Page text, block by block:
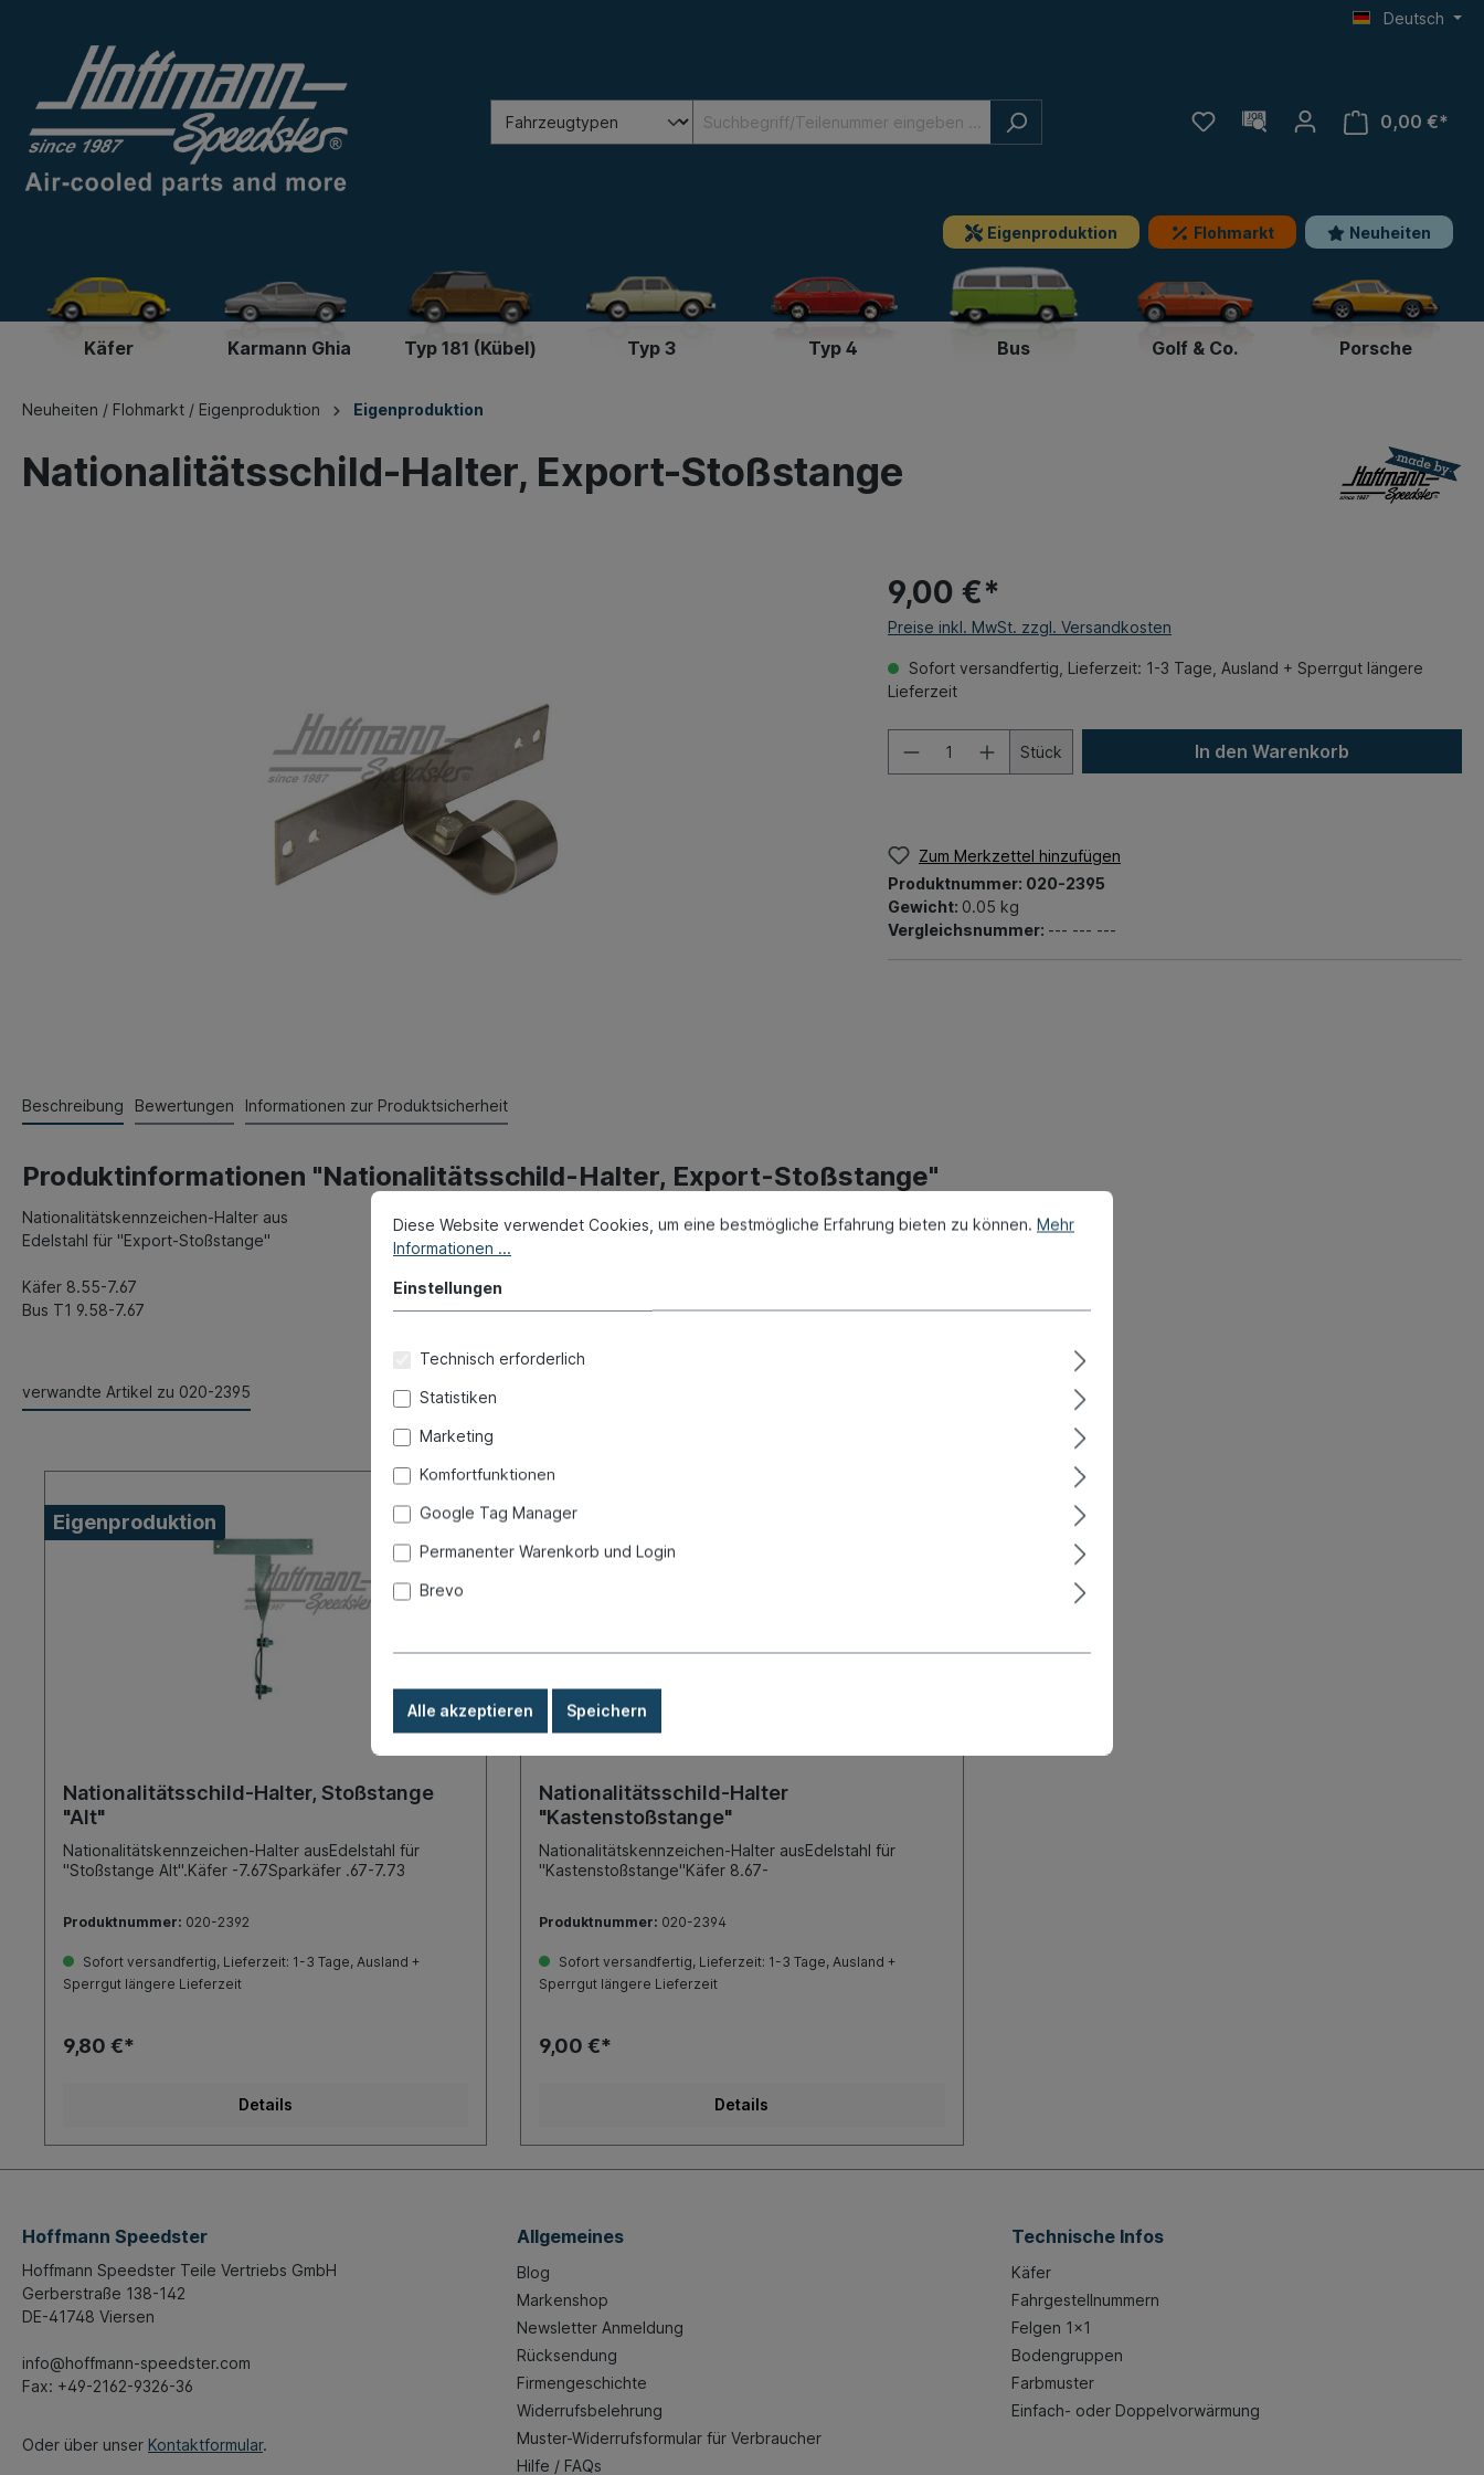
Deutsch
0,00 €*
Eigenproduktion Flohmarkt Neuheiten
Käfer Karmann Ghia Typ 181 (Kübel) Typ 3 Typ 4 Bus Golf & Co. Porsche
Neuheiten / Flohmarkt / Eigenproduktion Eigenproduktion
Nationalitätsschild-Halter, Export-Stoßstange
9,00 €*
Preise inkl. MwSt. zzgl. Versandkosten
Sofort versandfertig, Lieferzeit: 1-3 Tage, Ausland + Sperrgut längere
Lieferzeit
Stück In den Warenkorb
Zum Merkzettel hinzufügen
Produktnummer: 020-2395
Gewicht: 0.05 kg
Vergleichsnummer: --- --- ---
Beschreibung Bewertungen Informationen zur Produktsicherheit
Produktinformationen "Nationalitätsschild-Halter, Export-Stoßstange"
Nationalitätskennzeichen-Halter aus
Edelstahl für "Export-Stoßstange"
Käfer 8.55-7.67
Bus T1 9.58-7.67
verwandte Artikel zu 020-2395
Eigenproduktion
Nationalitätsschild-Halter, Stoßstange
"Alt"
Nationalitätskennzeichen-Halter ausEdelstahl für
"Stoßstange Alt".Käfer -7.67Sparkäfer .67-7.73
Produktnummer: 020-2392
Sofort versandfertig, Lieferzeit: 1-3 Tage, Ausland +
Sperrgut längere Lieferzeit
9,80 €*
Details
Eigenproduktion
Nationalitätsschild-Halter
"Kastenstoßstange"
Nationalitätskennzeichen-Halter ausEdelstahl für
"Kastenstoßstange"Käfer 8.67-
Produktnummer: 020-2394
Sofort versandfertig, Lieferzeit: 1-3 Tage, Ausland +
Sperrgut längere Lieferzeit
9,00 €*
Details
Hoffmann Speedster
Hoffmann Speedster Teile Vertriebs GmbH
Gerberstraße 138-142
DE-41748 Viersen
info@hoffmann-speedster.com
Fax: +49-2162-9326-36
Oder über unser Kontaktformular.
Allgemeines
Blog
Markenshop
Newsletter Anmeldung
Rücksendung
Firmengeschichte
Widerrufsbelehrung
Muster-Widerrufsformular für Verbraucher
Hilfe / FAQs
Technische Infos
Käfer
Fahrgestellnummern
Felgen 1x1
Bodengruppen
Farbmuster
Einfach- oder Doppelvorwärmung
Diese Website verwendet Cookies, um eine bestmögliche Erfahrung bieten zu können. Mehr
Informationen ...
Einstellungen
Technisch erforderlich
Statistiken
Marketing
Komfortfunktionen
Google Tag Manager
Permanenter Warenkorb und Login
Brevo
Alle akzeptieren Speichern